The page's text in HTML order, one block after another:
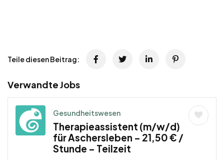
Teile diesen Beitrag:
Verwandte Jobs
Gesundheitswesen
Therapieassistent (m/w/d)
für Aschersleben – 21,50 € /
Stunde – Teilzeit